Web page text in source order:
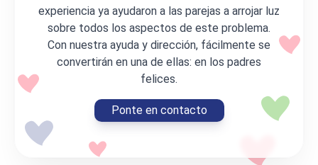
experiencia ya ayudaron a las parejas a arrojar luz
sobre todos los aspectos de este problema.
Con nuestra ayuda y dirección, fácilmente se
convertirán en una de ellas: en los padres
felices.
Ponte en contacto